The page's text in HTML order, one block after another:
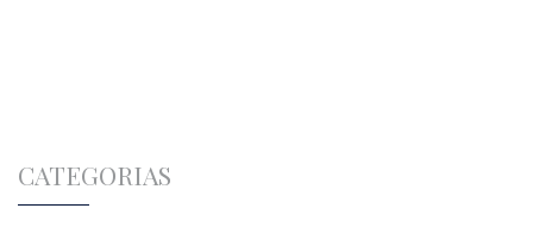
CATEGORIAS